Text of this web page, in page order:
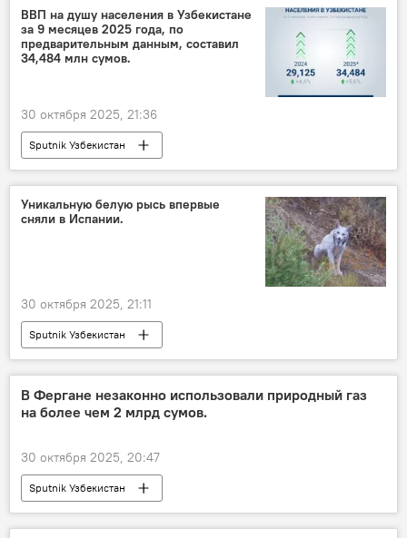
еда
ВВП на душу населения в Узбекистане
за 9 месяцев 2025 года, по
предварительным данным, составил
34,484 млн сумов.
30 октября 2025, 21:36
Sputnik Узбекистан
Уникальную белую рысь впервые
сняли в Испании.
30 октября 2025, 21:11
Sputnik Узбекистан
В Фергане незаконно использовали природный газ
на более чем 2 млрд сумов.
30 октября 2025, 20:47
Sputnik Узбекистан